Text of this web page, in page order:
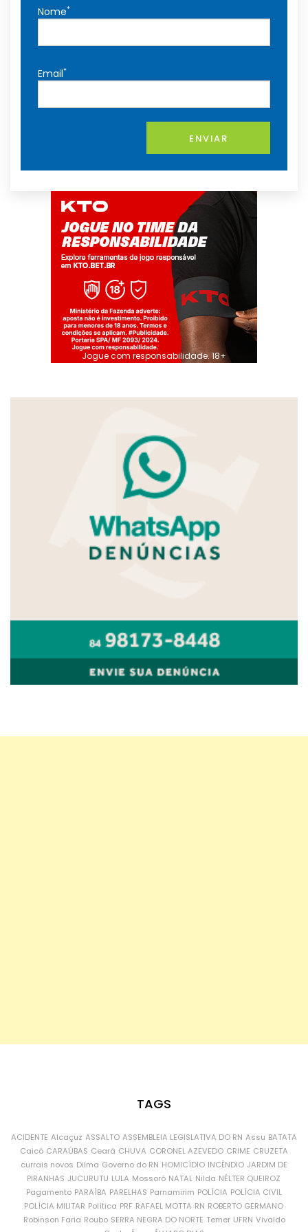
Nome*
Email*
ENVIAR
Jogue com responsabilidade. 18+
TAGS
ACIDENTE Alcaçuz ASSALTO ASSEMBLEIA LEGISLATIVA DO RN Assu BATATA
Caicó CARAÚBAS Ceará CHUVA CORONEL AZEVEDO CRIME CRUZETA
currais novos Dilma Governo do RN HOMICÍDIO INCÊNDIO JARDIM DE
PIRANHAS JUCURUTU LULA Mossoró NATAL Nilda NÉLTER QUEIROZ
Pagamento PARAÍBA PARELHAS Parnamirim POLÍCIA POLÍCIA CIVIL
POLÍCIA MILITAR Política PRF RAFAEL MOTTA RN ROBERTO GERMANO
Robinson Faria Roubo SERRA NEGRA DO NORTE Temer UFRN Vivaldo